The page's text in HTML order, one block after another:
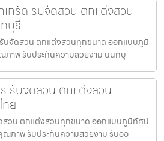
กร็ด รับจัดสวน ตกแต่งสวน
บุรี
บจัดสวน ตกแต่งสวนทุกขนาด ออกแบบภูมิ
ภาพ รับประกันความสวยงาม นนทบุ
รับจัดสวน ตกแต่งสวน
ย
สวน ตกแต่งสวนทุกขนาด ออกแบบภูมิทัศน์
ณภาพ รับประกันความสวยงาม รับออ